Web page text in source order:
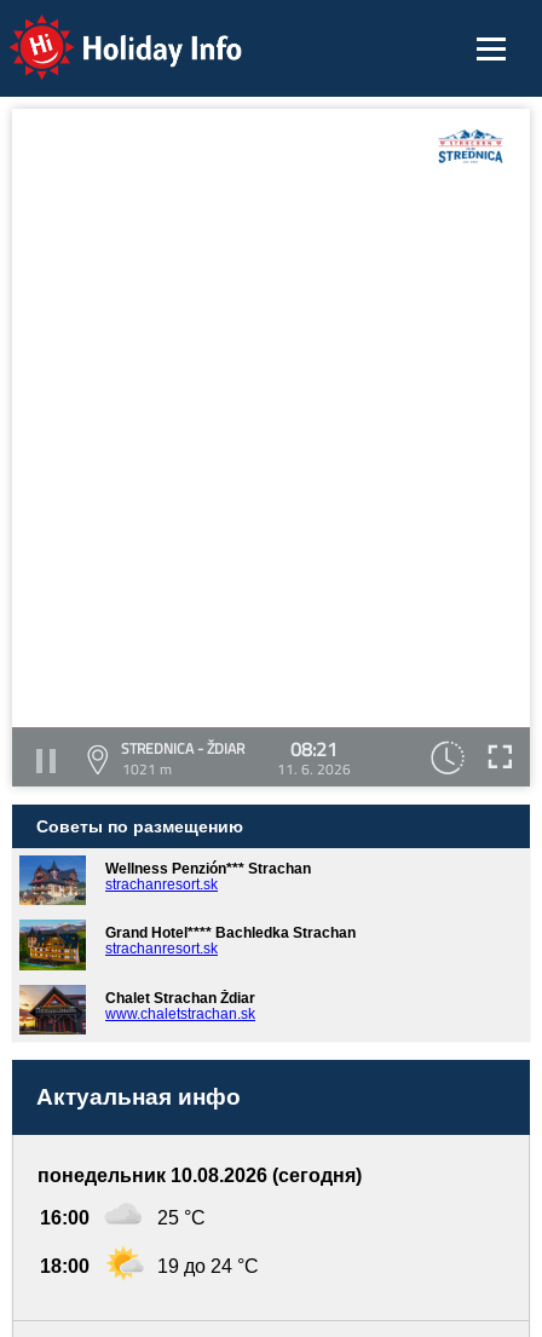
Holiday Info
STREDNICA - ŽDIAR
1021 m
08:21
11. 6. 2026
Советы по размещению
Wellness Penzión*** Strachan
strachanresort.sk
Grand Hotel**** Bachledka Strachan
strachanresort.sk
Chalet Strachan Ždiar
www.chaletstrachan.sk
Актуальная инфо
понедельник 10.08.2026 (сегодня)
16:00 25 °C
18:00 19 до 24 °C